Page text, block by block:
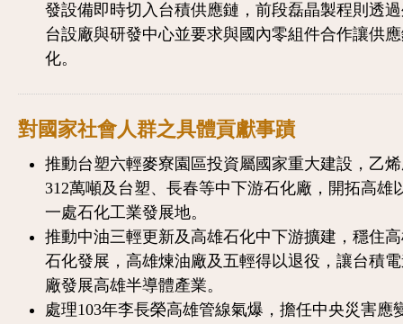
發設備即時切入台積供應鏈，前段磊晶製程則透
台設廠與研發中心並要求與國內零組件合作讓供
化。
對國家社會人群之具體貢獻事蹟
推動台塑六輕麥寮園區投資屬國家重大建設，乙
312萬噸及台塑、長春等中下游石化廠，開拓高雄
一處石化工業發展地。
推動中油三輕更新及高雄石化中下游擴建，穩住
石化發展，高雄煉油廠及五輕得以退役，讓台積
廠發展高雄半導體產業。
處理103年李長榮高雄管線氣爆，擔任中央災害應